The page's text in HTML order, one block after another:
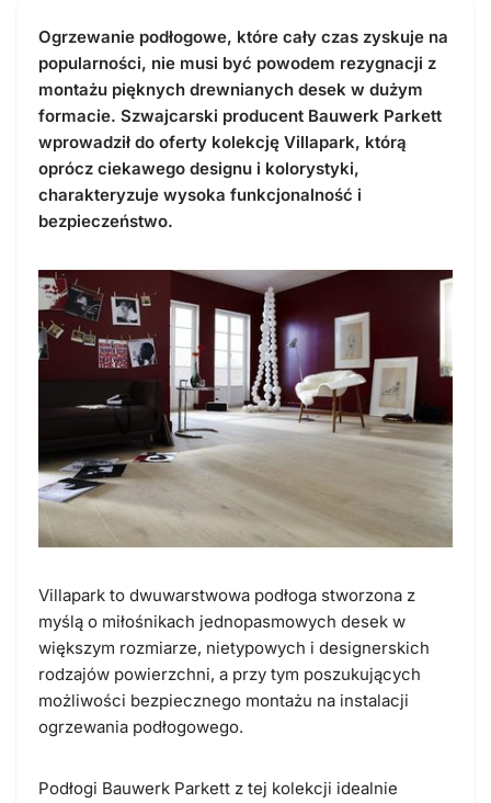
Ogrzewanie podłogowe, które cały czas zyskuje na
popularności, nie musi być powodem rezygnacji z
montażu pięknych drewnianych desek w dużym
formacie. Szwajcarski producent Bauwerk Parkett
wprowadził do oferty kolekcję Villapark, którą
oprócz ciekawego designu i kolorystyki,
charakteryzuje wysoka funkcjonalność i
bezpieczeństwo.
Villapark to dwuwarstwowa podłoga stworzona z
myślą o miłośnikach jednopasmowych desek w
większym rozmiarze, nietypowych i designerskich
rodzajów powierzchni, a przy tym poszukujących
możliwości bezpiecznego montażu na instalacji
ogrzewania podłogowego.
Podłogi Bauwerk Parkett z tej kolekcji idealnie